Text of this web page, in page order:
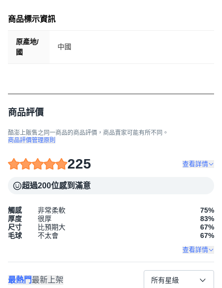
商品標示資訊
原產地/
國
中國
商品評價
酷澎上販售之同一商品的商品評價，商品賣家可能有所不同。
商品評價管理原則
225 查看詳情
超過200位感到滿意
觸感 非常柔軟 75%
厚度
很厚 83%
尺寸
比預期大 67%
毛球
不太會 67%
查看詳情
最熱門最新上架 所有星級